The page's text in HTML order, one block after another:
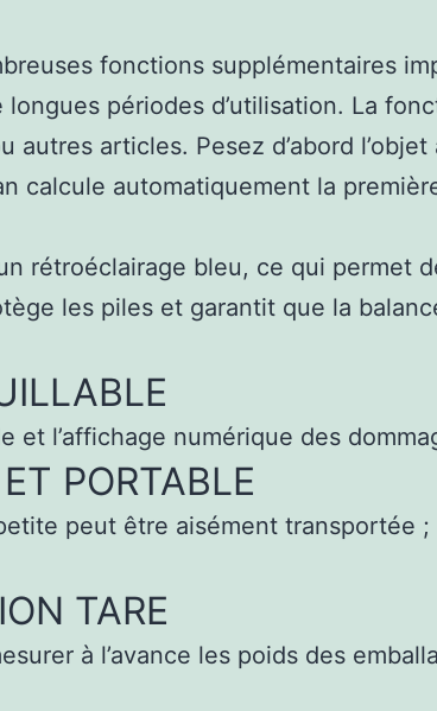
fonctions supplémentaires
périodes d’utilisation. La
articles. Pesez d’abord
calcule automatiquement la
rétroéclairage bleu, ce qui permet
les piles et garantit que la
et l’affichage numérique des
PORTABLE
peut être aisément transportée
TARE
à l’avance les poids des